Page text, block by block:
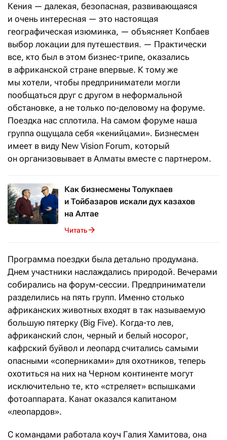
Кения — далекая, безопасная, развивающаяся
и очень интересная — это настоящая
географическая изюминка, — объясняет Копбаев
выбор локации для путешествия. — Практически
все, кто был в этом бизнес-трипе, оказались
в африканской стране впервые. К тому же
мы хотели, чтобы предприниматели могли
пообщаться друг с другом в неформальной
обстановке, а не только по-деловому на форуме.
Поездка нас сплотила. На самом форуме наша
группа ощущала себя «кенийцами». Бизнесмен
имеет в виду New Vision Forum, который
он организовывает в Алматы вместе с партнером.
Как бизнесмены Толукпаев
и Тойбазаров искали дух казахов
на Алтае
Читать
Программа поездки была детально продумана.
Днем участники наслаждались природой. Вечерами
собирались на форум-сессии. Предприниматели
разделились на пять групп. Именно столько
африканских животных входят в так называемую
большую пятерку (Big Five). Когда-то лев,
африканский слон, черный и белый носорог,
кафрский буйвол и леопард считались самыми
опасными «соперниками» для охотников, теперь
охотиться на них на Черном континенте могут
исключительно те, кто «стреляет» вспышками
фотоаппарата. Канат оказался капитаном
«леопардов».
С командами работала коуч Галия Хамитова, она